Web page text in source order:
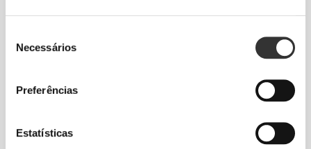
Necessários
Preferências
Estatísticas
PoliStretch© é a nossa tecnologia de fibra muito
versátil, desenvolvida em laboratório, que fornece o
nível certo de compressão com muito poder de
elasticidade para melhor desempenho, suporte e
e fresca e não te restringe os movimentos.